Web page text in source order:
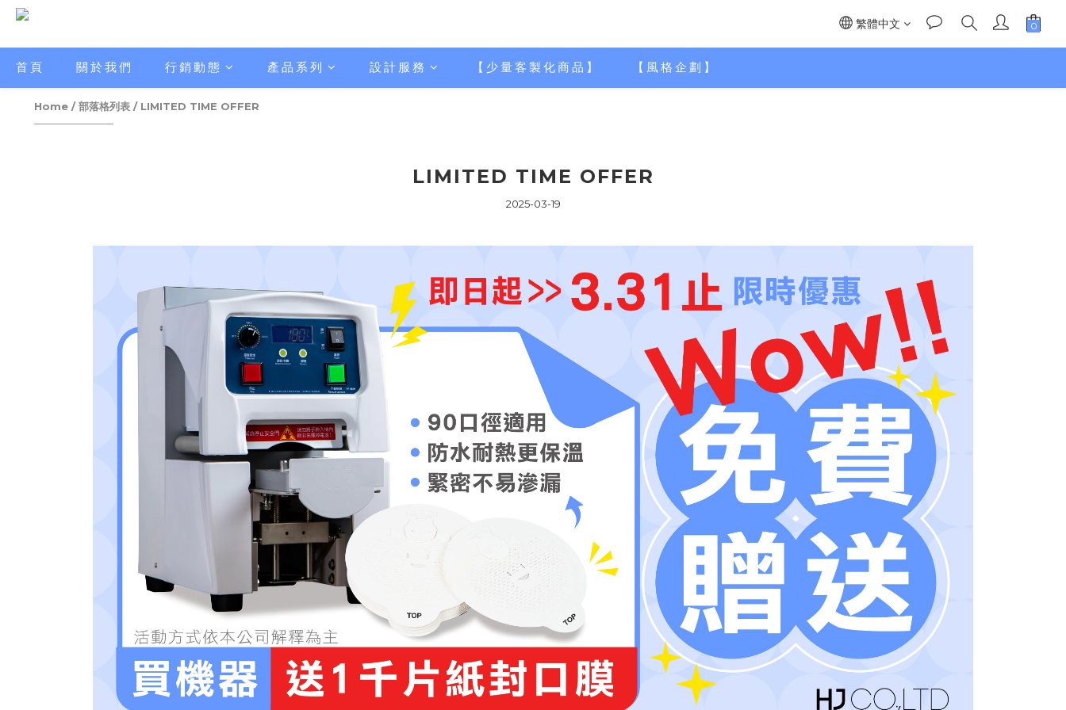
繁體中文
首頁 關於我們 行銷動態 產品系列 設計服務 【少量客製化商品】 【風格企劃】
Home /部落格列表 / LIMITED TIME OFFER
LIMITED TIME OFFER
2025-03-19